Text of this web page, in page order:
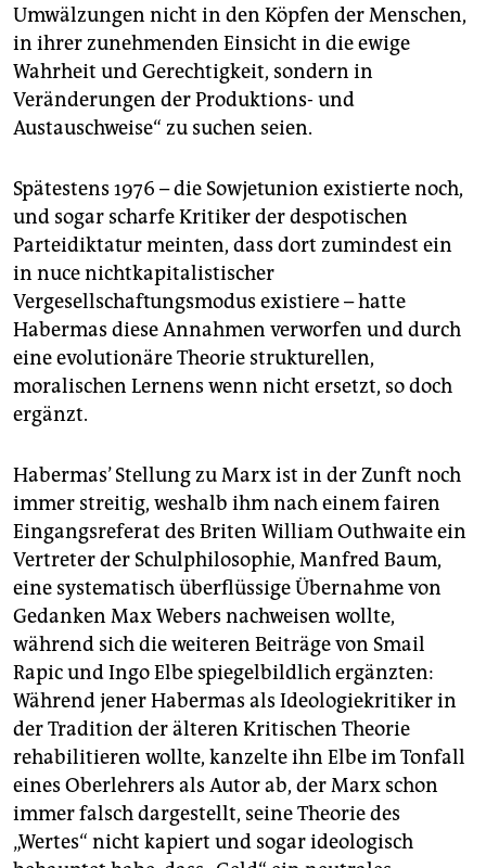
Umwälzungen nicht in den Köpfen der Menschen,
in ihrer zunehmenden Einsicht in die ewige
Wahrheit und Gerechtigkeit, sondern in
Veränderungen der Produktions- und
Austauschweise“ zu suchen seien.
Spätestens 1976 – die Sowjetunion existierte noch,
und sogar scharfe Kritiker der despotischen
Parteidiktatur meinten, dass dort zumindest ein
in nuce nichtkapitalistischer
Vergesellschaftungsmodus existiere – hatte
Habermas diese Annahmen verworfen und durch
eine evolutionäre Theorie strukturellen,
moralischen Lernens wenn nicht ersetzt, so doch
ergänzt.
Habermas’ Stellung zu Marx ist in der Zunft noch
immer streitig, weshalb ihm nach einem fairen
Eingangsreferat des Briten William Outhwaite ein
Vertreter der Schulphilosophie, Manfred Baum,
eine systematisch überflüssige Übernahme von
Gedanken Max Webers nachweisen wollte,
während sich die weiteren Beiträge von Smail
Rapic und Ingo Elbe spiegelbildlich ergänzten:
Während jener Habermas als Ideologiekritiker in
der Tradition der älteren Kritischen Theorie
rehabilitieren wollte, kanzelte ihn Elbe im Tonfall
eines Oberlehrers als Autor ab, der Marx schon
immer falsch dargestellt, seine Theorie des
„Wertes“ nicht kapiert und sogar ideologisch